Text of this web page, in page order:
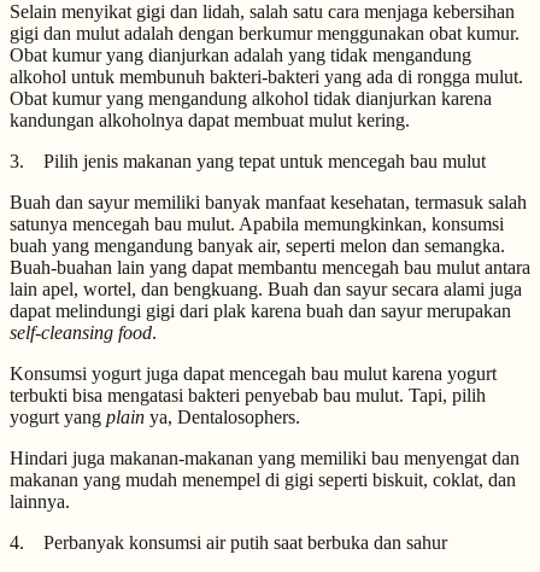
Selain menyikat gigi dan lidah, salah satu cara menjaga kebersihan
gigi dan mulut adalah dengan berkumur menggunakan obat kumur.
Obat kumur yang dianjurkan adalah yang tidak mengandung
alkohol untuk membunuh bakteri-bakteri yang ada di rongga mulut.
Obat kumur yang mengandung alkohol tidak dianjurkan karena
kandungan alkoholnya dapat membuat mulut kering.
3. Pilih jenis makanan yang tepat untuk mencegah bau mulut
Buah dan sayur memiliki banyak manfaat kesehatan, termasuk salah
satunya mencegah bau mulut. Apabila memungkinkan, konsumsi
buah yang mengandung banyak air, seperti melon dan semangka.
Buah-buahan lain yang dapat membantu mencegah bau mulut antara
lain apel, wortel, dan bengkuang. Buah dan sayur secara alami juga
dapat melindungi gigi dari plak karena buah dan sayur merupakan
self-cleansing food.
Konsumsi yogurt juga dapat mencegah bau mulut karena yogurt
terbukti bisa mengatasi bakteri penyebab bau mulut. Tapi, pilih
yogurt yang plain ya, Dentalosophers.
Hindari juga makanan-makanan yang memiliki bau menyengat dan
makanan yang mudah menempel di gigi seperti biskuit, coklat, dan
lainnya.
4. Perbanyak konsumsi air putih saat berbuka dan sahur